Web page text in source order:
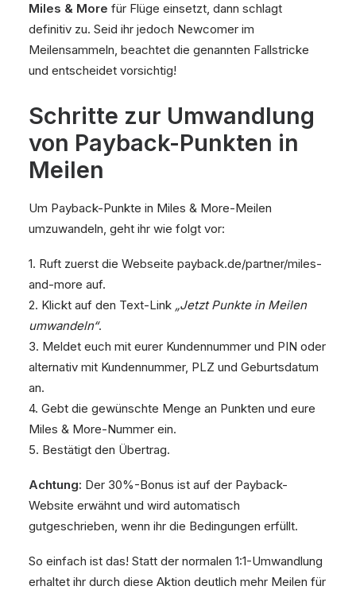
Miles & More für Flüge einsetzt, dann schlagt
definitiv zu. Seid ihr jedoch Newcomer im
Meilensammeln, beachtet die genannten Fallstricke
und entscheidet vorsichtig!
Schritte zur Umwandlung
von Payback-Punkten in
Meilen
Um Payback-Punkte in Miles & More-Meilen
umzuwandeln, geht ihr wie folgt vor:
1. Ruft zuerst die Webseite payback.de/partner/miles-
and-more auf.
2. Klickt auf den Text-Link „Jetzt Punkte in Meilen
umwandeln“.
3. Meldet euch mit eurer Kundennummer und PIN oder
alternativ mit Kundennummer, PLZ und Geburtsdatum
an.
4. Gebt die gewünschte Menge an Punkten und eure
Miles & More-Nummer ein.
5. Bestätigt den Übertrag.
Achtung: Der 30%-Bonus ist auf der Payback-
Website erwähnt und wird automatisch
gutgeschrieben, wenn ihr die Bedingungen erfüllt.
So einfach ist das! Statt der normalen 1:1-Umwandlung
erhaltet ihr durch diese Aktion deutlich mehr Meilen für